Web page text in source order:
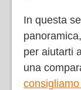
In questa
per aiutarti
una